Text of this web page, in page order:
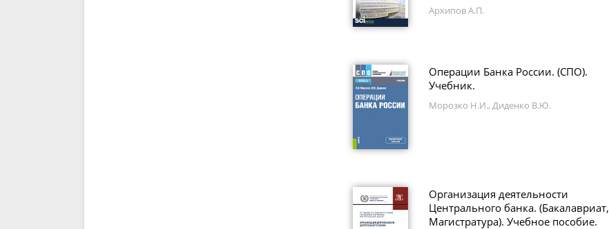
Архипов А.П.
Операции Банка России. (СПО).
Учебник.
Морозко Н.И., Диденко В.Ю.
Организация деятельности
Центрального банка. (Бакалавриат,
Магистратура). Учебное пособие.